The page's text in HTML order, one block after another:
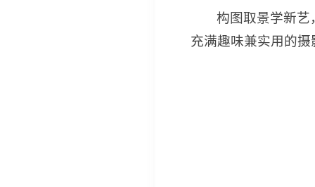
构图取景学新
充满趣味兼实用的摄